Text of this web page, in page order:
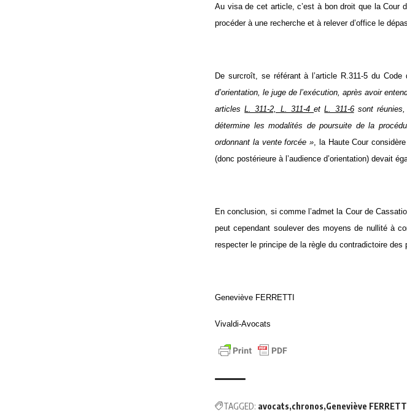
Au visa de cet article, c’est à bon droit que la Cour
procéder à une recherche et à relever d’office le
De surcroît, se référant à l’article R.311-5 du Code
d’orientation, le juge de l’exécution, après avoir
articlesL. 311-2, L. 311-4etL. 311-6sont réunies,
détermine les modalités de poursuite de la
ordonnant la vente forcée », la Haute Cour
(donc postérieure à l’audience d’orientation) devait
En conclusion, si comme l’admet la Cour de
peut cependant soulever des moyens de nullité à
respecter le principe de la règle du contradictoire des
Geneviève FERRETTI
Vivaldi-Avocats
TAGGED: avocats chronos Geneviève